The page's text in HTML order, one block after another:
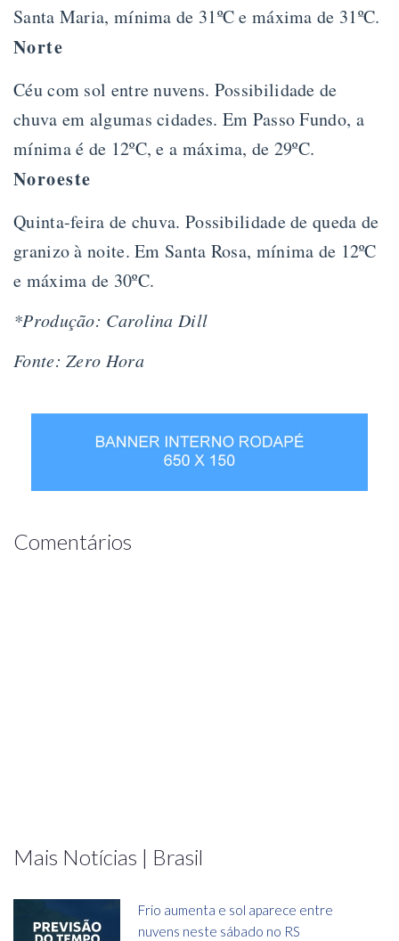
Santa Maria, mínima de 31ºC e máxima de 31ºC.
Norte
Céu com sol entre nuvens. Possibilidade de
chuva em algumas cidades. Em Passo Fundo, a
mínima é de 12ºC, e a máxima, de 29ºC.
Noroeste
Quinta-feira de chuva. Possibilidade de queda de
granizo à noite. Em Santa Rosa, mínima de 12ºC
e máxima de 30ºC.
*Produção: Carolina Dill
Fonte: Zero Hora
Comentários
Mais Notícias | Brasil
Frio aumenta e sol aparece entre
nuvens neste sábado no RS